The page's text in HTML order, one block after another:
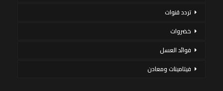
تردد قنوات
خضروات
فوائد العسل
فيتامينات ومعادن